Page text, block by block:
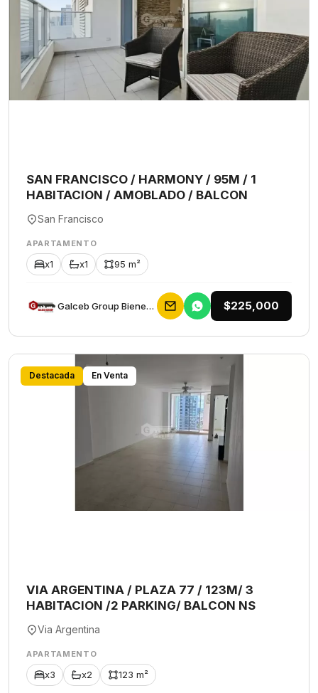
SAN FRANCISCO / HARMONY / 95M / 1
HABITACION / AMOBLADO / BALCON
San Francisco
APARTAMENTO
x1 x1 95 m²
Galceb Group Bienes Raices $225,000
Destacada En Venta
VIA ARGENTINA / PLAZA 77 / 123M/ 3
HABITACION /2 PARKING/ BALCON NS
Via Argentina
APARTAMENTO
x3 x2 123 m²